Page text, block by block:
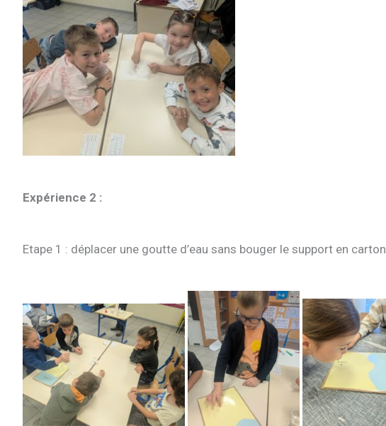
Expérience 2 :
Etape 1 : déplacer une goutte d’eau sans bouger le support en carton